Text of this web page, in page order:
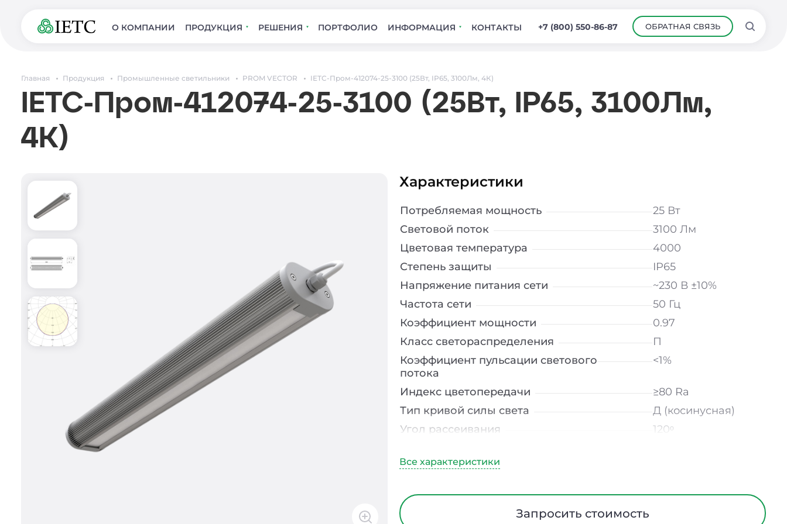
О КОМПАНИИ ПРОДУКЦИЯ РЕШЕНИЯ ПОРТФОЛИО ИНФОРМАЦИЯ КОНТАКТЫ +7 (800) 550-86-87 ОБРАТНАЯ СВЯЗЬ
Главная Продукция Промышленные светильники PROM VECTOR IETC-Пром-412074-25-3100 (25Вт, IP65, 3100Лм, 4К)
IETC-Пром-412074-25-3100 (25Вт, IP65, 3100Лм,
4К)
Характеристики
Потребляемая мощность
25 Вт
Световой поток
3100 Лм
Цветовая температура
4000
Степень защиты
IP65
Напряжение питания сети
~230 В ±10%
Частота сети
50 Гц
Коэффициент мощности
0.97
Класс светораспределения
П
Коэффициент пульсации светового
потока
<1%
Индекс цветопередачи
≥80 Ra
Тип кривой силы света
Д (косинусная)
Угол рассеивания
120ᵒ
Диапазон рабочих температур
Класс защиты от электрического тока
Запросить стоимость